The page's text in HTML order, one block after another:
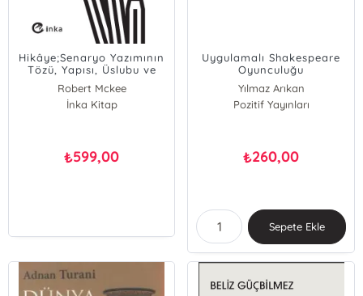
Hikâye;Senaryo Yazımının
Tözü, Yapısı, Üslubu ve
İlkeleri
Robert Mckee
İnka Kitap
₺599,00
Uygulamalı Shakespeare
Oyunculuğu
Yılmaz Arıkan
Pozitif Yayınları
₺260,00
Sepete Ekle